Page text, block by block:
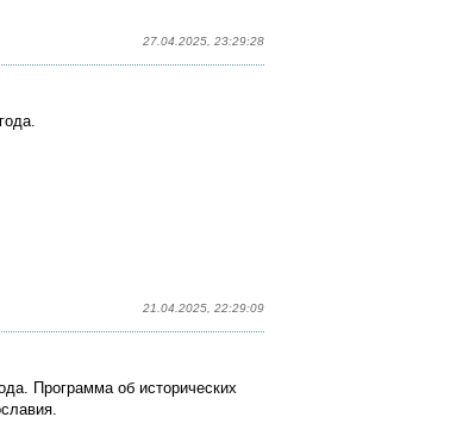
27.04.2025, 23:29:28
21.04.2025, 22:29:09
Программа об исторических